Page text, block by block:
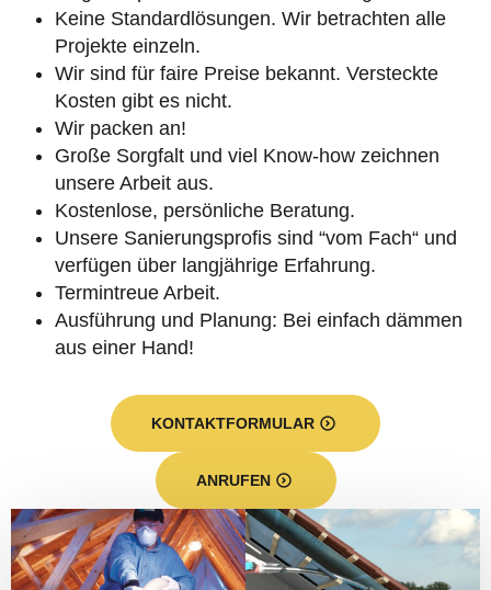
Keine Standardlösungen. Wir betrachten alle
Projekte einzeln.
Wir sind für faire Preise bekannt. Versteckte
Kosten gibt es nicht.
Wir packen an!
Große Sorgfalt und viel Know-how zeichnen
unsere Arbeit aus.
Kostenlose, persönliche Beratung.
Unsere Sanierungsprofis sind “vom Fach“ und
verfügen über langjährige Erfahrung.
Termintreue Arbeit.
Ausführung und Planung: Bei einfach dämmen
aus einer Hand!
KONTAKTFORMULAR
ANRUFEN